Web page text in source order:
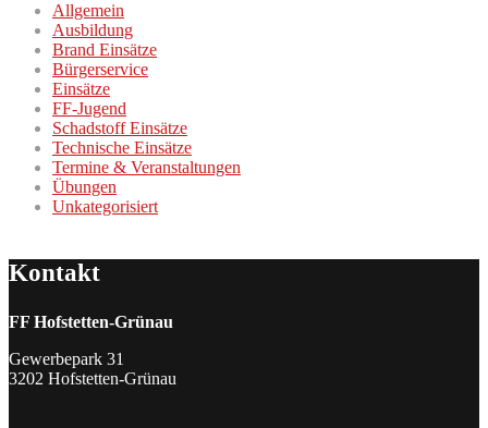
Allgemein
Ausbildung
Brand Einsätze
Bürgerservice
Einsätze
FF-Jugend
Schadstoff Einsätze
Technische Einsätze
Termine & Veranstaltungen
Übungen
Unkategorisiert
Kontakt
FF Hofstetten-Grünau
Gewerbepark 31
3202 Hofstetten-Grünau